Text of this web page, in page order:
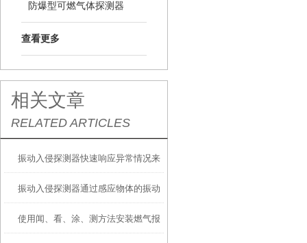
防爆型可燃气体探测器
查看更多
相关文章
RELATED ARTICLES
振动入侵探测器快速响应异常情况来
实现对潜在威胁进行监测和报警
振动入侵探测器通过感应物体的振动
信号来判断是否有入侵行为
使用闻、看、涂、测方法安装燃气报